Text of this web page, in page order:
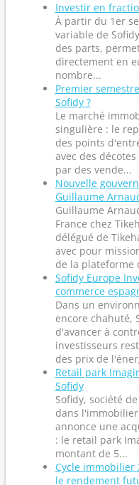
Investir en
À partir du 1er
variable de
des parts,
directement en
nombre...
Premier
Sofidy ?
Le marché
singulière : le
des points
avec des
par des vende...
Nouvelle
Guillaume
Guillaume
France chez
délégué de
avec pour
de la plateforme
Sofidy Europe
commerce
Dans un
encore chahuté,
d'avancer à
investisseurs
des prix de
Retail park
Sofidy
Sofidy, société
dans
annonce une
: le retail park
montant de 5...
Cycle immobilier
le rendement